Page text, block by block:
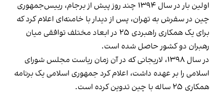
اولین بار در سال ۱۳۹۴ چند روز پیش از برجام، رییس‌جمهوری
چین در سفرش به تهران، پس از دیدار با خامنه‌ای اعلام کرد که
برای یک همکاری راهبردی ۲۵ در ابعاد مختلف توافقی میان
رهبران دو کشور حاصل شده است.
در سال ۱۳۹۸، لاریجانی که در آن زمان ریاست مجلس شورای
اسلامی را بر عهده داشت، اعلام کرد جمهوری‌ اسلامی یک برنامه
همکاری ۲۵ ساله با چین تدوین کرده است.